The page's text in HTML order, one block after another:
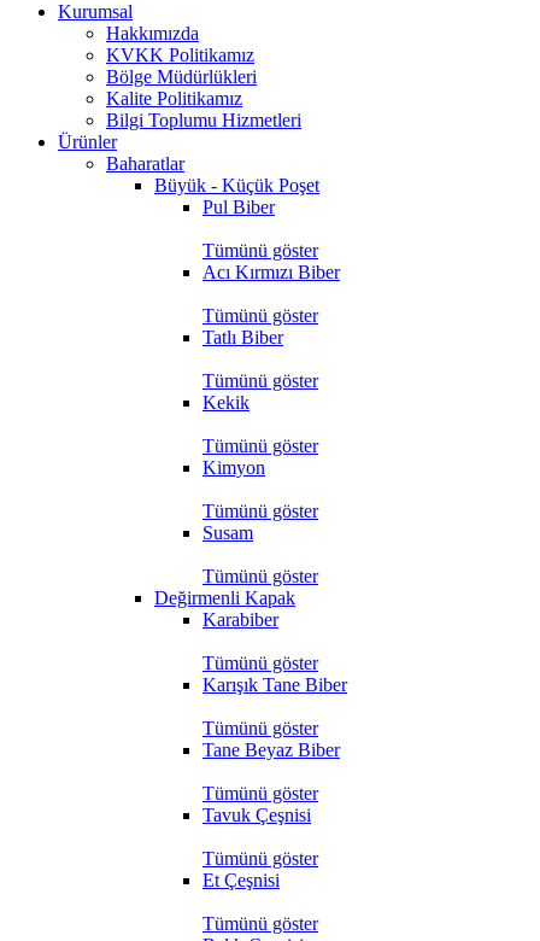
Kurumsal
Hakkımızda
KVKK Politikamız
Bölge Müdürlükleri
Kalite Politikamız
Bilgi Toplumu Hizmetleri
Ürünler
Baharatlar
Büyük - Küçük Poşet
Pul Biber
Tümünü göster
Acı Kırmızı Biber
Tümünü göster
Tatlı Biber
Tümünü göster
Kekik
Tümünü göster
Kimyon
Tümünü göster
Susam
Tümünü göster
Değirmenli Kapak
Karabiber
Tümünü göster
Karışık Tane Biber
Tümünü göster
Tane Beyaz Biber
Tümünü göster
Tavuk Çeşnisi
Tümünü göster
Et Çeşnisi
Tümünü göster